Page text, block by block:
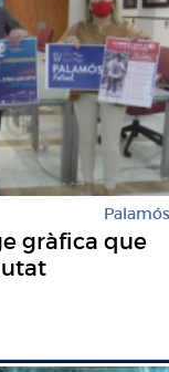
Palamós
gràfica que